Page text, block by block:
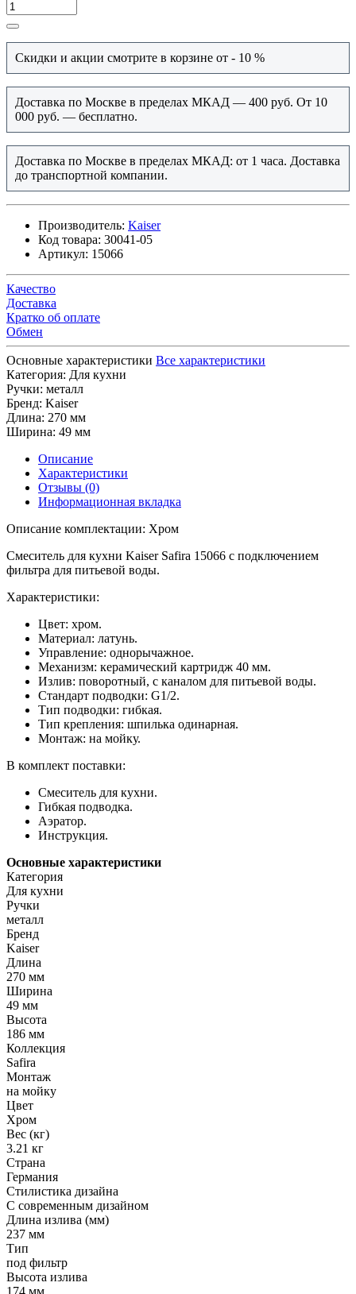
Скидки и акции смотрите в корзине от - 10 %
Доставка по Москве в пределах МКАД — 400 руб. От 10
000 руб. — бесплатно.
Доставка по Москве в пределах МКАД: от 1 часа. Доставка
до транспортной компании.
Производитель: Kaiser
Код товара: 30041-05
Артикул: 15066
Качество
Доставка
Кратко об оплате
Обмен
Основные характеристики Все характеристики
Категория: Для кухни
Ручки: металл
Бренд: Kaiser
Длина: 270 мм
Ширина: 49 мм
Описание
Характеристики
Отзывы (0)
Информационная вкладка
Описание комплектации: Хром
Смеситель для кухни Kaiser Safira 15066 с подключением
фильтра для питьевой воды.
Характеристики:
Цвет: хром.
Материал: латунь.
Управление: однорычажное.
Механизм: керамический картридж 40 мм.
Излив: поворотный, с каналом для питьевой воды.
Стандарт подводки: G1/2.
Тип подводки: гибкая.
Тип крепления: шпилька одинарная.
Монтаж: на мойку.
В комплект поставки:
Смеситель для кухни.
Гибкая подводка.
Аэратор.
Инструкция.
Основные характеристики
Категория
Для кухни
Ручки
металл
Бренд
Kaiser
Длина
270 мм
Ширина
49 мм
Высота
186 мм
Коллекция
Safira
Монтаж
на мойку
Цвет
Хром
Вес (кг)
3.21 кг
Страна
Германия
Стилистика дизайна
С современным дизайном
Длина излива (мм)
237 мм
Тип
под фильтр
Высота излива